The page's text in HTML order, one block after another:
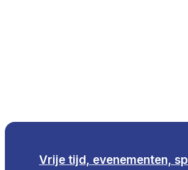
Vrije tijd, evenementen,